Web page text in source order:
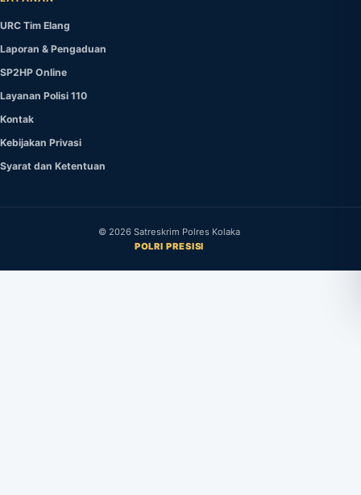
URC Tim Elang
Laporan & Pengaduan
SP2HP Online
Layanan Polisi 110
Kontak
Kebijakan Privasi
Syarat dan Ketentuan
© 2026 Satreskrim Polres Kolaka
POLRI PRESISI